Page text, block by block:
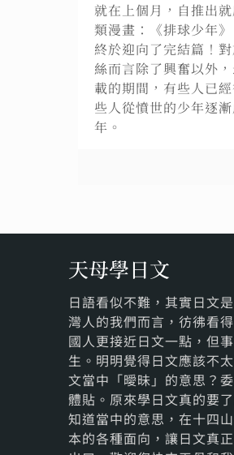
就在上個月，自推出
類漫畫：《排球少年
終於迎向了完結篇！
絲而言除了興奮以外
載的期間，有些人已
些人從憤世的少年逐
年。
天母學日文
日語看似不難，其實日文
灣人的我們而言，彷彿看
國人更接近日文一點，但
生。明明覺得日文應該不
文當中「曖昧」的意思？
體貼。原來學日文真的要
知道當中的意思，在十四
本的各種面向，讓日文真